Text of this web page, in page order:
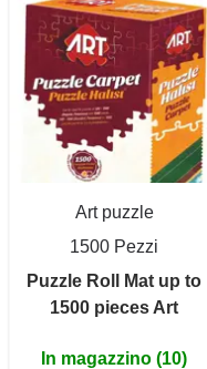
Art puzzle
1500 Pezzi
Puzzle Roll Mat up to
1500 pieces Art
In magazzino (10)